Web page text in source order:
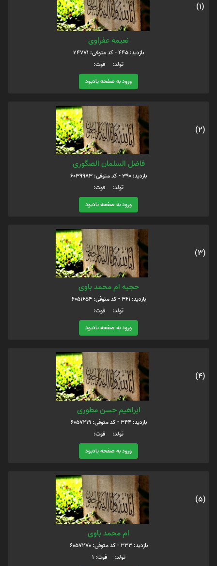
(1)
نعیمه عفراوی
بازدید: 445 - کد متوفی: 24771
تولد: فوت:
ورود به صفحه یادبود
(2)
فاضل السلمان الصگوری
بازدید: 390 - کد متوفی: 6039983
تولد: فوت:
ورود به صفحه یادبود
(3)
حجیه ام محمد باوی
بازدید: 361 - کد متوفی: 6051654
تولد: فوت:
ورود به صفحه یادبود
(4)
ابراهیم حسن مطوری
بازدید: 344 - کد متوفی: 6057219
تولد: فوت:
ورود به صفحه یادبود
(5)
ام محمد باوی
بازدید: 333 - کد متوفی: 6057270
تولد: فوت: 1